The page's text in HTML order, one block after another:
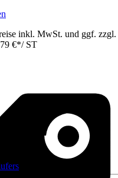
inkl. MwSt. und ggf. zzgl.
€*/ ST